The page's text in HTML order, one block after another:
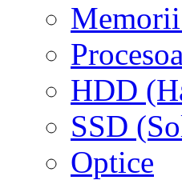
HDD
SSD
Optice